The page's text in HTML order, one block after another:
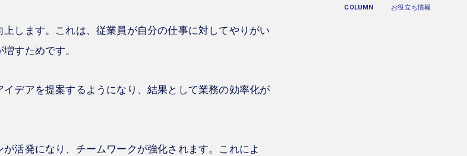
します。これは、従業員が自分の仕事に対してやりがい
すためです。
デアを提案するようになり、結果として業務の効率化が
活発になり、チームワークが強化されます。これによ
COLUMN お役立ち情報